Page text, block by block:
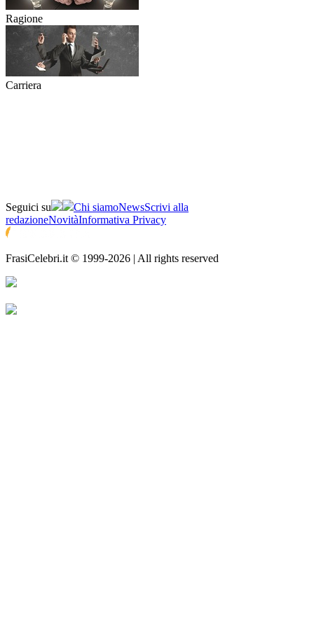
Ragione
Carriera
Seguici su Chi siamoNewsScrivi alla
redazioneNovitàInformativa Privacy
FrasiCelebri.it © 1999-2026 | All rights reserved